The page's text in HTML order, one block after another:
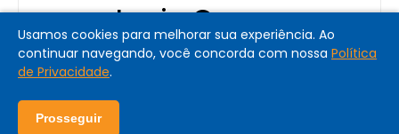
Lucia Correa
Usamos cookies para melhorar sua experiência. Ao
continuar navegando, você concorda com nossa Política
de Privacidade.
Prosseguir